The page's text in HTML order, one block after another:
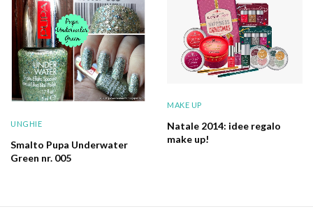
UNGHIE
Smalto Pupa Underwater
Green nr. 005
MAKE UP
Natale 2014: idee regalo
make up!